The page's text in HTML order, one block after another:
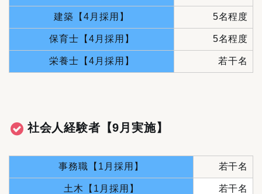
建築【4月採用】 5名程度
保育士【4月採用】 5名程度
栄養士【4月採用】 若干名
社会人経験者 【9月実施】
事務職【1月採用】 若干名
土木【1月採用】 若干名